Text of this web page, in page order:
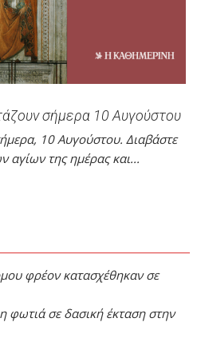
σήμερα 10 Αυγούστου
10 Αυγούστου. Διαβάστε
αγίων της ημέρας και...
φρέον κατασχέθηκαν σε
φωτιά σε δασική έκταση στην